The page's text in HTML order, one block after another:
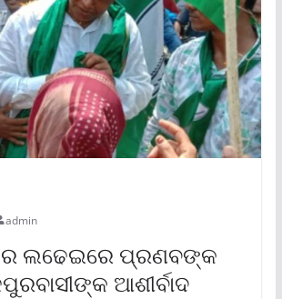
admin
ଲଢେଇରେ ପ୍ରଣବଙ୍କ
ଆଶୀର୍ବାଦ